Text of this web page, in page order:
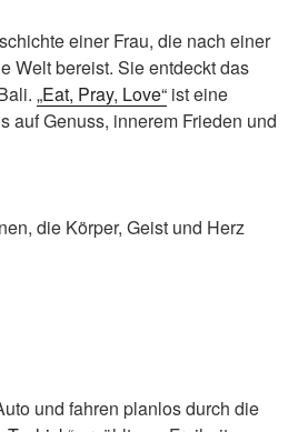
einer Frau, die nach einer
Welt bereist. Sie entdeckt das
„Eat, Pray, Love“ ist eine
auf Genuss, innerem Frieden und
die Körper, Geist und Herz
und fahren planlos durch die